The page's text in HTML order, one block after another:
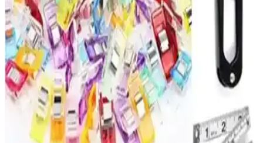
Palmiye Hobi Sanat ve Wombhobby Neo Felsefe
Sayılarla Boyama Setlerinin Karşılaştırması
İki farklı sayılarla boyama seti olan Palmiye Hobi Sanat ve
Wombhobby Neo Felsefe'nin özellikleri ve kullanıcı yorumlarıyla
detaylı karşılaştırması, sanatsal becerilerin geliştirilmesine ve stres
atmaya yönelik avantajları anlatılıyor.
Palmiye Hobi Sanat ve Tabdiko Sayılarla Boyama
Setleri Karşılaştırması ve Özellikleri
İki popüler sayılarla boyama setinin detaylı karşılaştırması, içerikleri